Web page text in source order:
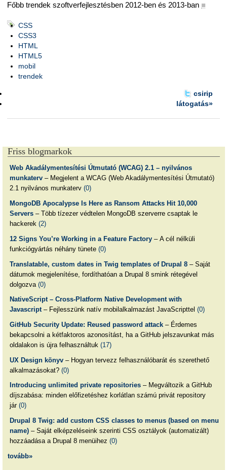
Főbb trendek szoftverfejlesztésben 2012-ben és 2013-ban ■
CSS
CSS3
HTML
HTML5
mobil
trendek
csirip
látogatás»
Friss blogmarkok
Web Akadálymentesítési Útmutató (WCAG) 2.1 – nyilvános
munkaterv– Megjelent a WCAG (Web Akadálymentesítési Útmutató)
2.1 nyilvános munkaterv (0)
MongoDB Apocalypse Is Here as Ransom Attacks Hit 10,000
Servers– Több tízezer védtelen MongoDB szerverre csaptak le
hackerek (2)
12 Signs You’re Working in a Feature Factory– A cél nélküli
funkciógyártás néhány tünete (0)
Translatable, custom dates in Twig templates of Drupal 8– Saját
dátumok megjelenítése, fordíthatóan a Drupal 8 smink rétegével
dolgozva (0)
NativeScript – Cross-Platform Native Development with
Javascript– Fejlesszünk natív mobilalkalmazást JavaScripttel (0)
GitHub Security Update: Reused password attack– Érdemes
bekapcsolni a kétfaktoros azonosítást, ha a GitHub jelszavunkat más
oldalakon is újra felhasználtuk (17)
UX Design könyv– Hogyan tervezz felhasználóbarát és szerethető
alkalmazásokat? (0)
Introducing unlimited private repositories– Megváltozik a GitHub
díjszabása: minden előfizetéshez korlátlan számú privát repository
jár (0)
Drupal 8 Twig: add custom CSS classes to menus (based on menu
name)– Saját elképzeléseink szerinti CSS osztályok (automatizált)
hozzáadása a Drupal 8 menüihez (0)
tovább»